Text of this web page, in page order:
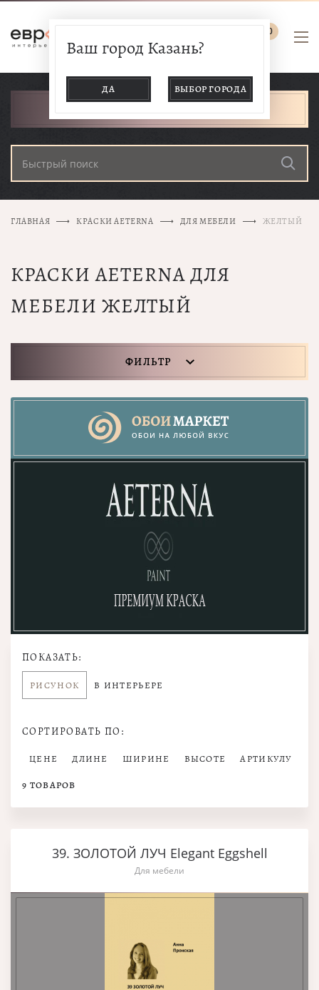
0
Ваш город Казань?
ДА ВЫБОР ГОРОДА
ГЛАВНАЯ КРАСКИ AETERNA ДЛЯ МЕБЕЛИ ЖЕЛТЫЙ
КРАСКИ AETERNA ДЛЯ
МЕБЕЛИ ЖЕЛТЫЙ
ФИЛЬТР
ПОКАЗАТЬ:
РИСУНОК В ИНТЕРЬЕРЕ
СОРТИРОВАТЬ ПО:
ЦЕНЕ ДЛИНЕ ШИРИНЕ ВЫСОТЕ АРТИКУЛУ
9 ТОВАРОВ
39. ЗОЛОТОЙ ЛУЧ Elegant Eggshell
Для мебели